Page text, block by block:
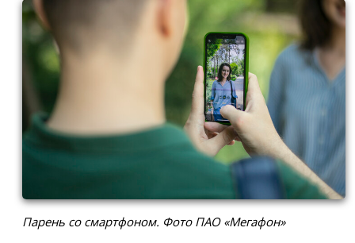
Парень со смартфоном. Фото ПАО «Мегафон»